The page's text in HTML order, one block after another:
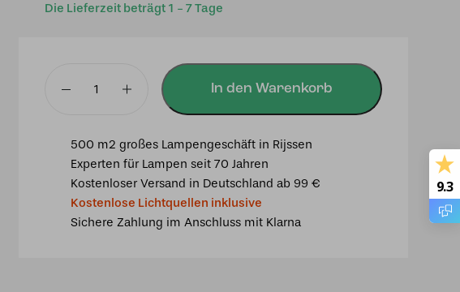
Die Lieferzeit beträgt 1 - 7 Tage
Menge
In den Warenkorb
500 m2 großes Lampengeschäft in Rijssen
Experten für Lampen seit 70 Jahren
Kostenloser Versand in Deutschland ab 99 €
Kostenlose Lichtquellen inklusive
Sichere Zahlung im Anschluss mit Klarna
9.3